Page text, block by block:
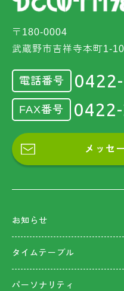
〒180-0004
武蔵野市吉祥寺本町1-
電話番号
FAX番号
メッセ
お知らせ
タイムテーブル
パーソナリティ